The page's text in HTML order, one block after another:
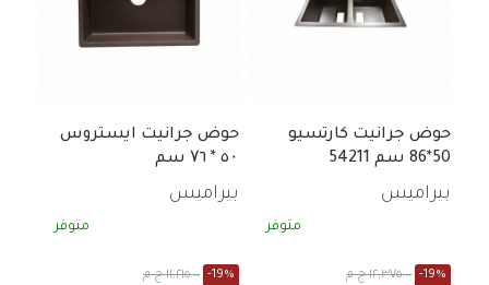
حوض جرانيت كارتسيو
50*86 سم 54211
بيراميس
متوفر
١٢,٣٧٥.٠٠ ج م -19%
حوض جرانيت ايستروس
٥۰ * ۷٦ سم
بيراميس
متوفر
١١,٢١٥.٠٠ ج م -19%